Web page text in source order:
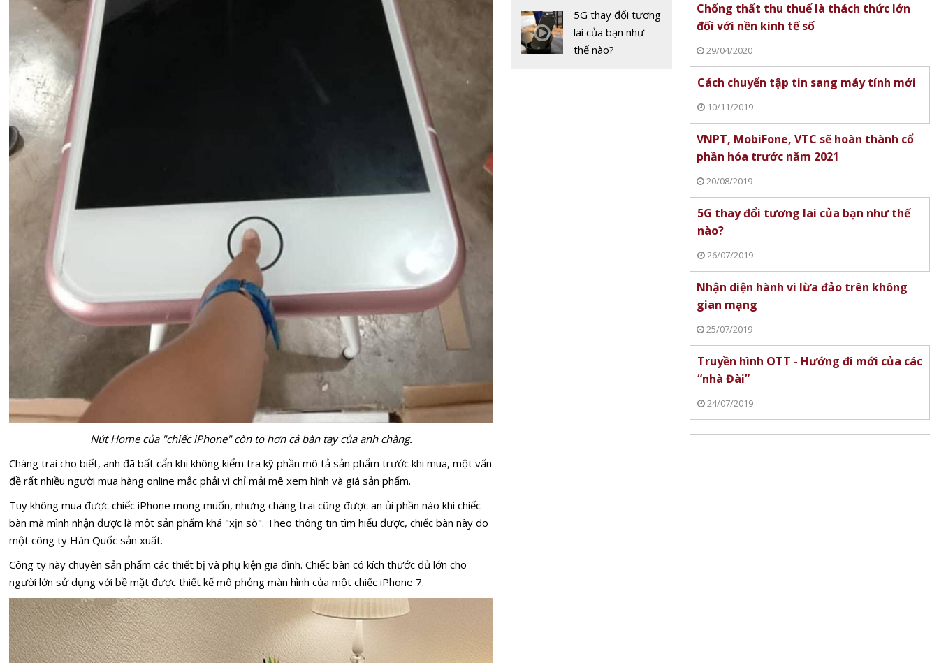
Nút Home của "chiếc iPhone" còn to hơn cả bàn tay của anh chàng.
Chàng trai cho biết, anh đã bất cẩn khi không kiểm tra kỹ phần mô tả sản phẩm trước khi mua, một vấn
đề rất nhiều người mua hàng online mắc phải vì chỉ mải mê xem hình và giá sản phẩm.
Tuy không mua được chiếc iPhone mong muốn, nhưng chàng trai cũng được an ủi phần nào khi chiếc
bàn mà mình nhận được là một sản phẩm khá "xịn sò". Theo thông tin tìm hiểu được, chiếc bàn này do
một công ty Hàn Quốc sản xuất.
Công ty này chuyên sản phẩm các thiết bị và phụ kiện gia đình. Chiếc bàn có kích thước đủ lớn cho
người lớn sử dụng với bề mặt được thiết kế mô phỏng màn hình của một chiếc iPhone 7.
sót qua mùa hè
nóng nực
5G thay đổi tương
lai của bạn như
thế nào?
Chống thất thu thuế là thách thức lớn
đối với nền kinh tế số
29/04/2020
Cách chuyển tập tin sang máy tính mới
10/11/2019
VNPT, MobiFone, VTC sẽ hoàn thành cổ
phần hóa trước năm 2021
20/08/2019
5G thay đổi tương lai của bạn như thế
nào?
26/07/2019
Nhận diện hành vi lừa đảo trên không
gian mạng
25/07/2019
Truyền hình OTT - Hướng đi mới của các
“nhà Đài”
24/07/2019